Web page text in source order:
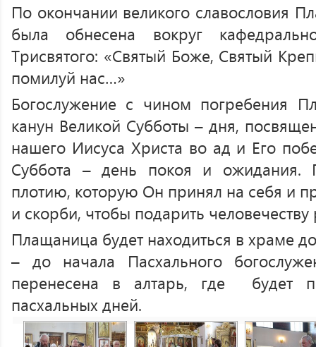
По окончании великого славословия
была обнесена вокруг
Трисвятого: «Святый Боже, Святый
помилуй нас…»
Богослужение с чином погребения
канун Великой Субботы – дня,
нашего Иисуса Христа во ад и Его
Cуббота – день покоя и ожидания.
плотию, которую Он принял на себя и
и скорби, чтобы подарить человечеству
Плащаница будет находиться в храме
– до начала Пасхального
перенесена в алтарь, где будет
пасхальных дней.